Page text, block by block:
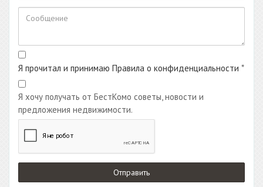
Я прочитал и принимаю Правила о конфиденциальности *
Я хочу получать от БестКомо советы, новости и
предложения недвижимости.